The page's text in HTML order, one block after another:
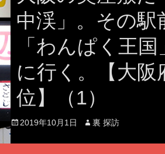
中渓」。その駅
「わんぱく王
に行く。【大阪
位】（1）
Posted
on
2019年10月1日 Author
裏 探訪